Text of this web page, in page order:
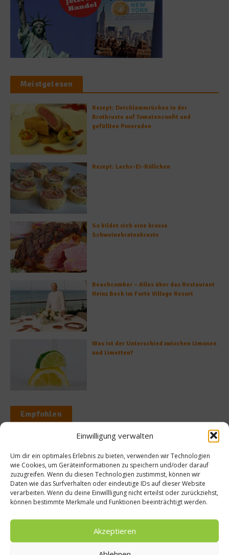
Einwilligung verwalten
Um dir ein optimales Erlebnis zu bieten, verwenden wir Technologien
wie Cookies, um Geräteinformationen zu speichern und/oder darauf
zuzugreifen. Wenn du diesen Technologien zustimmst, können wir
Daten wie das Surfverhalten oder eindeutige IDs auf dieser Website
verarbeiten. Wenn du deine Einwillligung nicht erteilst oder zurückziehst,
können bestimmte Merkmale und Funktionen beeinträchtigt werden.
Akzeptieren
Meistgelesen
Rezept: Deichlammrücken in der
Brotkruste auf Tomatenconfit und
gefüllten Poveraden
Rezept: Lachs-Ei-Röllchen
So bildet sich eine krosse
Schweinebratenkruste
Beachcomber – Alles über das Restaurant
Heinz Beck im Forte Village Resort
Was ist der Unterschied zwischen Limonen
und Limetten?
Empfohlen
Spiegel
um
News
Claus Meyer:
Foodprojekt in
22. September